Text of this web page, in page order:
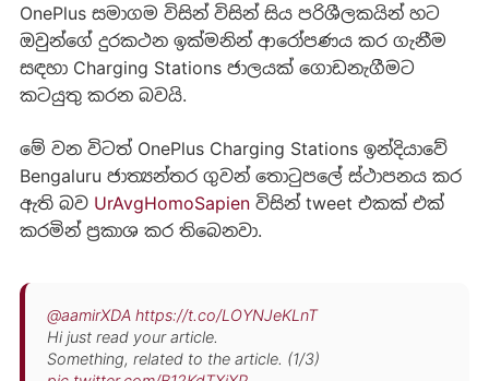
OnePlus සමාගම විසින් විසින් සිය පරිශීලකයින් හට
ඔවුන්ගේ දුරකථන ඉක්මනින් ආරෝපණය කර ගැනීම
සඳහා Charging Stations ජාලයක් ගොඩනැගීමට
කටයුතු කරන බවයි.
මේ වන විටත් OnePlus Charging Stations ඉන්දියාවේ
Bengaluru ජාත්‍යන්තර ගුවන් තොටුපලේ ස්ථාපනය කර
ඇති බව UrAvgHomoSapienවිසින් tweet එකක් එක්
කරමින් ප්‍රකාශ කර තිබෙනවා.
@aamirXDA https://t.co/LOYNJeKLnT
Hi just read your article.
Something, related to the article. (1/3)